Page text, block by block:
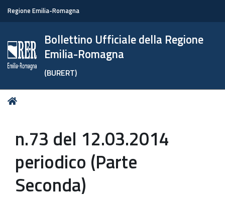
Regione Emilia-Romagna
Bollettino Ufficiale della Regione
Emilia-Romagna
(BURERT)
Tu
n.73 del 12.03.2014
periodico (Parte
Seconda)